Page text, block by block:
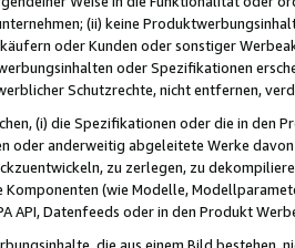
(ii) keine
oder Kunden oder sonstiger
oder Spezifikationen
Schutzrechte, nicht entfernen,
(i) die Spezifikationen oder die in
oder anderweitig abgeleitete Werke
zu zerlegen, zu
Komponenten (wie Modelle,
API, Datenfeeds oder in den Produkt
die aus einem Bild bestehen,